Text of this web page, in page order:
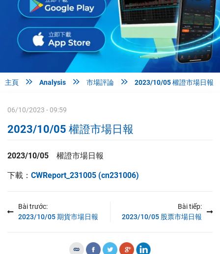
主頁  Analysis  市場評論  2023/10/05 權證市場日報
06/10/2023 - 09:59
2023/10/05 權證市場日報
2023/10/05 權證市場日報
下載： CWReport_231005 (cn231006)
Bài trước:
2023/10/05 期貨市場日報
Bài tiếp:
2023/10/05 股票市場日報